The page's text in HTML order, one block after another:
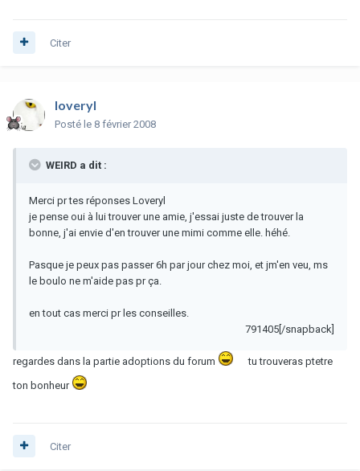
Citer
loveryl
Posté le 8 février 2008
WEIRD a dit :
Merci pr tes réponses Loveryl
je pense oui à lui trouver une amie, j'essai juste de trouver la
bonne, j'ai envie d'en trouver une mimi comme elle. héhé.
Pasque je peux pas passer 6h par jour chez moi, et jm'en veu, ms
le boulo ne m'aide pas pr ça.
en tout cas merci pr les conseilles.
791405[/snapback]
regardes dans la partie adoptions du forum
tu trouveras ptetre
ton bonheur
Citer